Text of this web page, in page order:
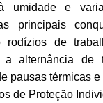
umidade e
principais
rodízios de
a alternância
pausas térmicas
de Proteção